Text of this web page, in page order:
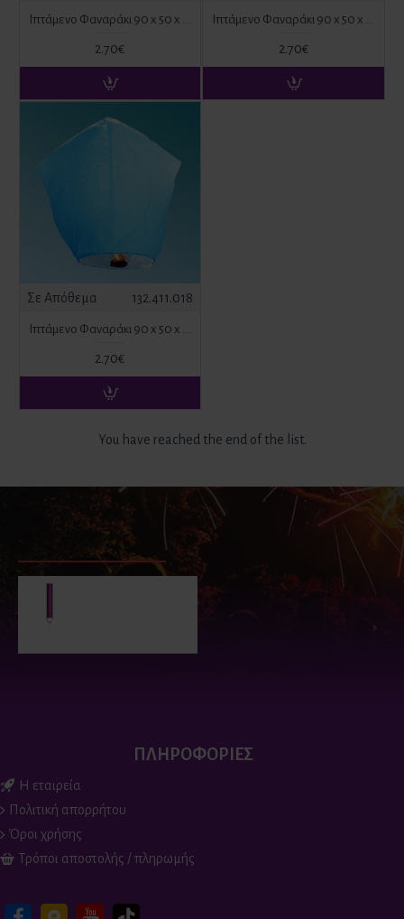
Ιπτάμενο Φαναράκι 90 x 50 x 36 cm Κόκκινο
2.70€
Ιπτάμενο Φαναράκι 90 x 50 x 36 cm Λευκό
2.70€
Σε Απόθεμα 132.411.018
Ιπτάμενο Φαναράκι 90 x 50 x 36 cm Σιέλ
2.70€
You have reached the end of the list.
ΕΙΔΑΤΕ ΠΡΟΣΦΑΤΑ ΕΙΔΑΝ ΟΙ ΠΕΡΙΣΣΟΤΕΡΟΙ
ΠΛΗΡΟΦΟΡΙΕΣ
Η εταιρεία
Πολιτική απορρήτου
Όροι χρήσης
Τρόποι αποστολής / πληρωμής